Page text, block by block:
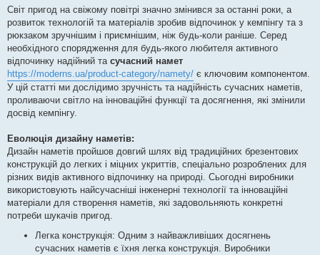
Світ пригод на свіжому повітрі значно змінився за останні роки, а
розвиток технологій та матеріалів зробив відпочинок у кемпінгу та з
рюкзаком зручнішим і приємнішим, ніж будь-коли раніше. Серед
необхідного спорядження для будь-якого любителя активного
відпочинку надійний та сучасний намет
https://moderns.ua/product-category/namety/ є ключовим компонентом.
У цій статті ми дослідимо зручність та надійність сучасних наметів,
проливаючи світло на інноваційні функції та досягнення, які змінили
досвід кемпінгу.
Еволюція дизайну наметів:
Дизайн наметів пройшов довгий шлях від традиційних брезентових
конструкцій до легких і міцних укриттів, спеціально розроблених для
різних видів активного відпочинку на природі. Сьогодні виробники
використовують найсучасніші інженерні технології та інноваційні
матеріали для створення наметів, які задовольняють конкретні
потреби шукачів пригод.
Легка конструкція: Одним з найважливіших досягнень
сучасних наметів є їхня легка конструкція. Виробники